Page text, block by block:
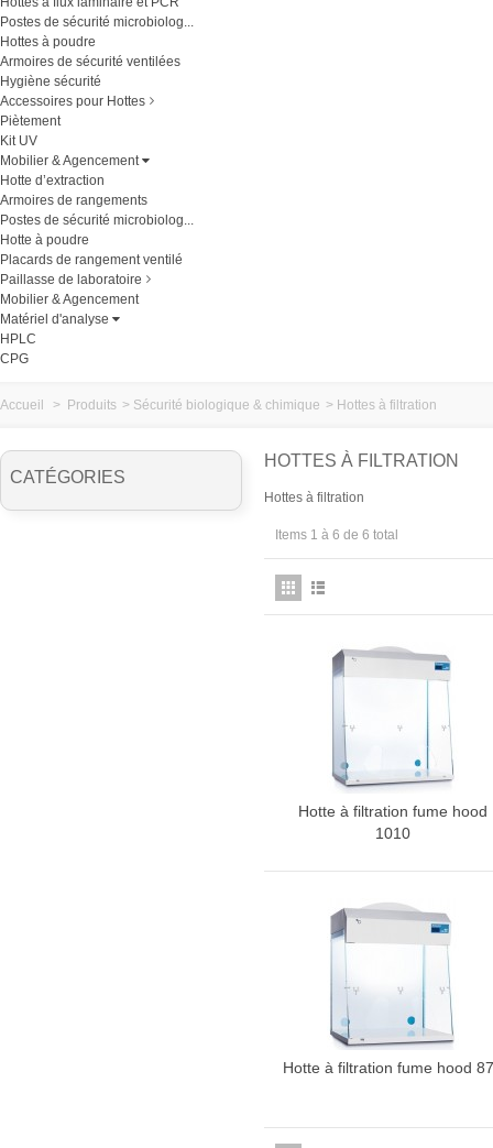
Postes de sécurité microbiolog...
Hottes à poudre
Armoires de sécurité ventilées
Hygiène sécurité
Accessoires pour Hottes
Piètement
Kit UV
Mobilier & Agencement
Hotte d’extraction
Armoires de rangements
Postes de sécurité microbiolog...
Hotte à poudre
Placards de rangement ventilé
Paillasse de laboratoire
Mobilier & Agencement
Matériel d'analyse
HPLC
CPG
Accueil > Produits > Sécurité biologique & chimique > Hottes à filtration
CATÉGORIES
HOTTES À FILTRATION
Hottes à filtration
Items 1 à 6 de 6 total
Plus d'infos
Hotte à filtration fume hood
1010
Plus d'infos
Hotte à filtration fume hood